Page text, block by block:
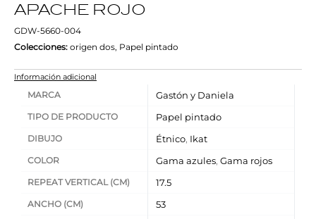
APACHE ROJO
GDW-5660-004
Colecciones: origen dos, Papel pintado
Información adicional
MARCA Gastón y Daniela
TIPO DE PRODUCTO Papel pintado
DIBUJO Étnico, Ikat
COLOR Gama azules,Gama rojos
REPEAT VERTICAL (CM) 17.5
ANCHO (CM) 53